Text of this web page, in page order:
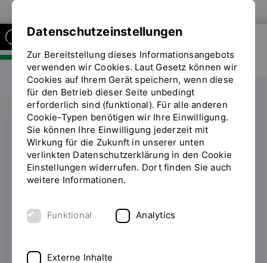
FAKULTÄT SOZIAL- UND
GESUNDHEITSWISSENSCHAFTEN
OBERPFALZTAG
Zukunft erleben – OTH
Regensburg begeistert
auf dem Oberpfalztag
Zukunftstechnologien und jede Menge
Datenschutzeinstellungen
Zur Bereitstellung dieses Informationsangebots
verwenden wir Cookies. Laut Gesetz können wir
Cookies auf Ihrem Gerät speichern, wenn diese
für den Betrieb dieser Seite unbedingt
erforderlich sind (funktional). Für alle anderen
Cookie-Typen benötigen wir Ihre Einwilligung.
Sie können Ihre Einwilligung jederzeit mit
Wirkung für die Zukunft in unserer unten
verlinkten Datenschutzerklärung in den Cookie
Einstellungen widerrufen. Dort finden Sie auch
weitere Informationen.
Funktional Analytics
Externe Inhalte